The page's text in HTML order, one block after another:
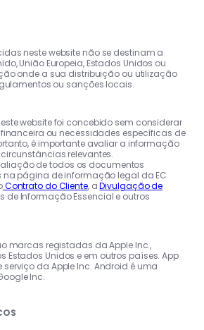
neste website não se destinam a
União Europeia, Estados Unidos ou
onde a sua distribuição ou utilização
ou sanções locais.
website foi concebido sem considerar
ou necessidades específicas de
é importante avaliar a informação
relevantes.
de todos os documentos
página de informação legal da EC
Contrato do Cliente, aDivulgação de
de Informação Essencial e outros
marcas registadas da Apple Inc.,
Estados Unidos e em outros países. App
da Apple Inc. Android é uma
Inc.